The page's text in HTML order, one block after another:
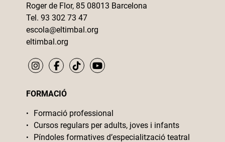
Roger de Flor, 85 08013 Barcelona
Tel. 93 302 73 47
escola@eltimbal.org
eltimbal.org
FORMACIÓ
Formació professional
Cursos regulars per adults, joves i infants
Píndoles formatives d’especialització teatral